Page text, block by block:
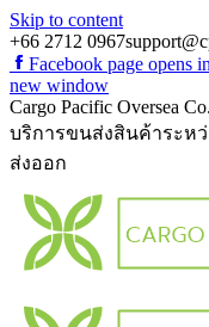
Skip to content
+66 2712 0967
Facebook page opens
new window
Cargo Pacific Oversea
บริการขนส่งสินค้าระหว่
ส่งออก